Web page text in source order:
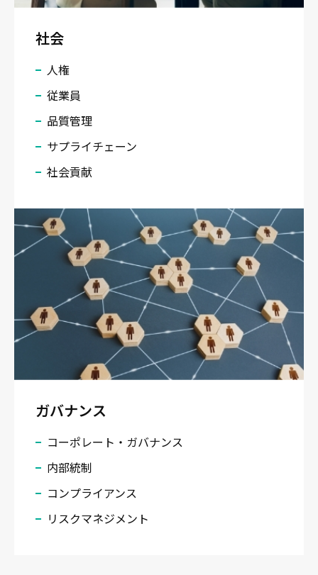
社会
人権
従業員
品質管理
サプライチェーン
社会貢献
ガバナンス
コーポレート・ガバナンス
内部統制
コンプライアンス
リスクマネジメント